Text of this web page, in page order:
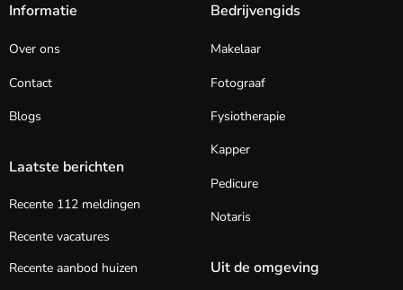
Informatie
Over ons
Contact
Blogs
Laatste berichten
Recente 112 meldingen
Recente vacatures
Recente aanbod huizen
Bedrijvengids
Makelaar
Fotograaf
Fysiotherapie
Kapper
Pedicure
Notaris
Uit de omgeving